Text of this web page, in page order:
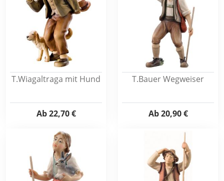
T.Wiagaltraga mit Hund
Ab22,70 €
T.Bauer Wegweiser
Ab20,90 €